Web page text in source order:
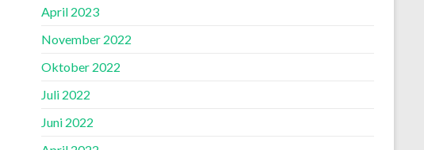
April 2023
November 2022
Oktober 2022
Juli 2022
Juni 2022